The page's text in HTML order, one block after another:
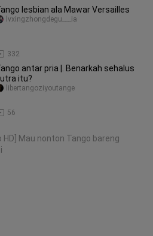
lesbian ala Mawar Versailles
332
lvxingzhongdegu___ia
antar pria |. Benarkah sehalus
itu?
56
libertangoziyoutange
HD] Mau nonton Tango bareng